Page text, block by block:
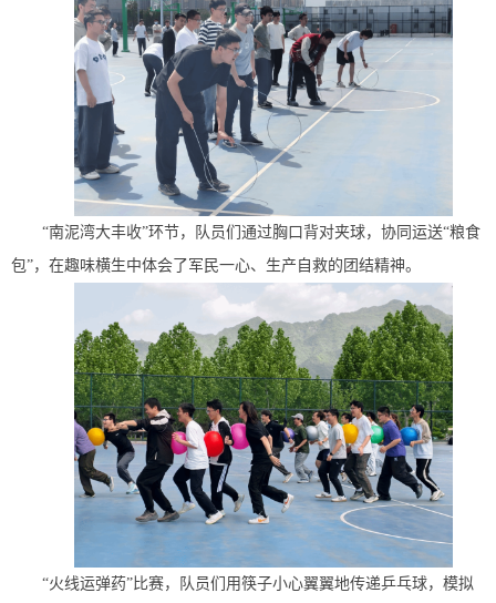
“南泥湾大丰收”环节，队员们通过胸口背对夹球，协同运送“粮食
包”，在趣味横生中体会了军民一心、生产自救的团结精神。
“火线运弹药”比赛，队员们用筷子小心翼翼地传递乒乓球，模拟